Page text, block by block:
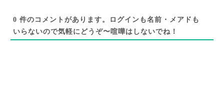
0 件のコメントがあります。ログインも名前・メアドも
いらないので気軽にどうぞ〜喧嘩はしないでね！